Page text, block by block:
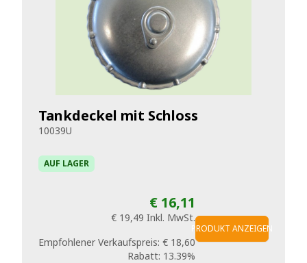
Tankdeckel mit Schloss
10039U
AUF LAGER
€ 16,11
€ 19,49 Inkl. MwSt.
Empfohlener Verkaufspreis: € 18,60
Rabatt: 13.39%
PRODUKT ANZEIGEN